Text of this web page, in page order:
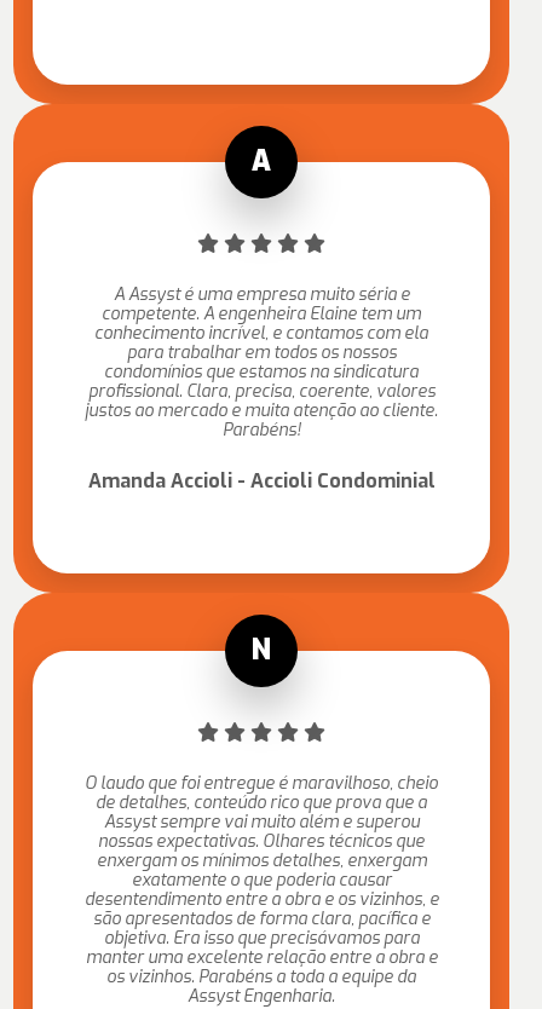
A Assyst é uma empresa muito séria e
competente. A engenheira Elaine tem um
conhecimento incrível, e contamos com ela
para trabalhar em todos os nossos
condomínios que estamos na sindicatura
profissional. Clara, precisa, coerente, valores
justos ao mercado e muita atenção ao cliente.
Parabéns!
Amanda Accioli - Accioli Condominial
O laudo que foi entregue é maravilhoso, cheio
de detalhes, conteúdo rico que prova que a
Assyst sempre vai muito além e superou
nossas expectativas. Olhares técnicos que
enxergam os mínimos detalhes, enxergam
exatamente o que poderia causar
desentendimento entre a obra e os vizinhos, e
são apresentados de forma clara, pacífica e
objetiva. Era isso que precisávamos para
manter uma excelente relação entre a obra e
os vizinhos. Parabéns a toda a equipe da
Assyst Engenharia.